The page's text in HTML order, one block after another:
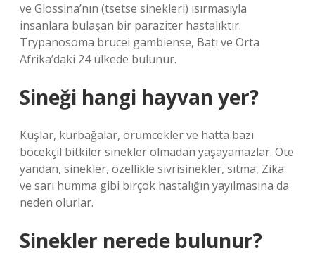
ve Glossina’nın (tsetse sinekleri) ısırmasıyla
insanlara bulaşan bir paraziter hastalıktır.
Trypanosoma brucei gambiense, Batı ve Orta
Afrika’daki 24 ülkede bulunur.
Sineği hangi hayvan yer?
Kuşlar, kurbağalar, örümcekler ve hatta bazı
böcekçil bitkiler sinekler olmadan yaşayamazlar. Öte
yandan, sinekler, özellikle sivrisinekler, sıtma, Zika
ve sarı humma gibi birçok hastalığın yayılmasına da
neden olurlar.
Sinekler nerede bulunur?